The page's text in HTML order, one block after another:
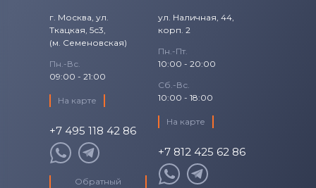
г. Москва, ул.
Ткацкая, 5с3,
(м. Семеновская)
Пн.-Вс.
09:00 - 21:00
На карте
+7 495 118 42 86
Обратный
ул. Наличная, 44,
корп. 2
Пн.-Пт.
10:00 - 20:00
Сб.-Вс.
10:00 - 18:00
На карте
+7 812 425 62 86